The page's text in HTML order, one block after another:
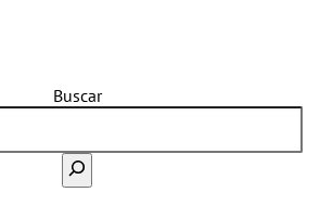
Buscar